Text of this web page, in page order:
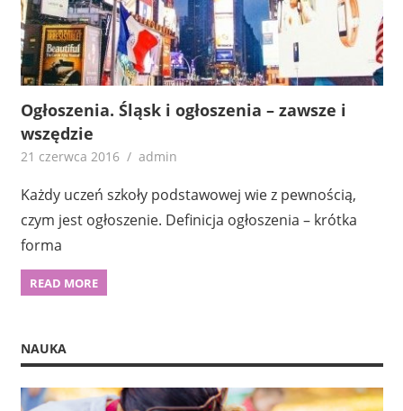
Ogłoszenia. Śląsk i ogłoszenia – zawsze i
wszędzie
21 czerwca 2016 admin
Każdy uczeń szkoły podstawowej wie z pewnością,
czym jest ogłoszenie. Definicja ogłoszenia – krótka
forma
READ MORE
NAUKA